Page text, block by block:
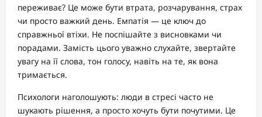
переживає? Це може бути втрата, розчарування, страх
чи просто важкий день. Емпатія — це ключ до
справжньої втіхи. Не поспішайте з висновками чи
порадами. Замість цього уважно слухайте, звертайте
увагу на її слова, тон голосу, навіть на те, як вона
тримається.
Психологи наголошують: люди в стресі часто не
шукають рішення, а просто хочуть бути почутими. Це